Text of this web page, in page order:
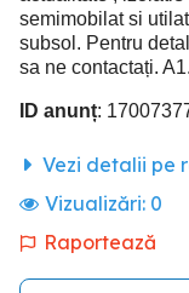
semimobilat si
subsol. Pentru
sa ne contactați. A1.
ID anunț:
Vezi detalii pe
Vizualizări: 0
Raportează